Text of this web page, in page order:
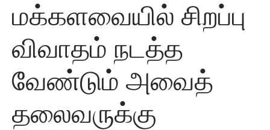
மக்களவையில் சிறப்பு
விவாதம் நடத்த
வேண்டும் அவைத்
தலைவருக்கு